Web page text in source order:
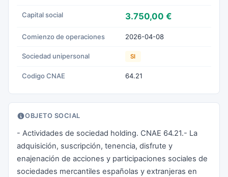
Capital social 3.750,00 €
Comienzo de operaciones 2026-04-08
Sociedad unipersonal SI
Codigo CNAE 64.21
OBJETO SOCIAL
- Actividades de sociedad holding. CNAE 64.21.- La
adquisición, suscripción, tenencia, disfrute y
enajenación de acciones y participaciones sociales de
sociedades mercantiles españolas y extranjeras en